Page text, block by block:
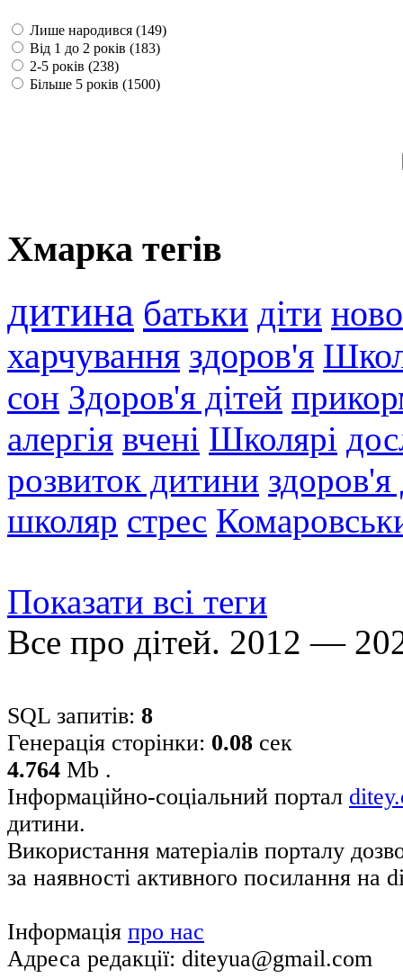
Лише народився (149)
Від 1 до 2 років (183)
2-5 років (238)
Більше 5 років (1500)
Хмарка тегів
дитина батьки діти
харчування здоров'я
сон Здоров'я дітей
алергія вчені Школярі
розвиток дитини
школяр стрес
Показати всі теги
Все про дітей. 2012 —
SQL запитів: 8
Генерація сторінки: 0.08 сек
4.764 Mb .
Інформаційно-соціальний портал
дитини.
Використання матеріалів порталу
за наявності активного посилання на
Інформація про нас
Адреса редакції: diteyua@gmail.com